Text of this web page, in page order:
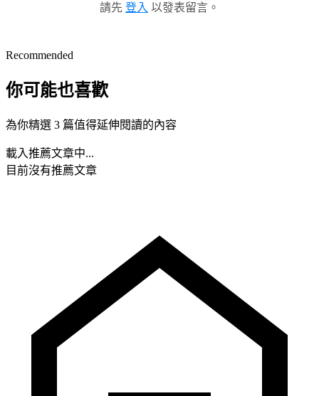
請先 登入 以發表留言。
Recommended
你可能也喜歡
為你精選 3 篇值得延伸閱讀的內容
載入推薦文章中...
目前沒有推薦文章